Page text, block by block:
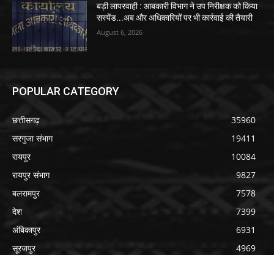
बड़ी लापरवाही : आबकारी विभाग ने उप निरीक्षक को किया
सस्पेंड...अब और अधिकारियों पर भी कार्रवाई की तैयारी
August 6, 2026
POPULAR CATEGORY
छत्तीसगढ़
35960
सरगुजा संभाग
19411
रायपुर
10084
रायपुर संभाग
9827
बलरामपुर
7578
देश
7399
अंबिकापुर
6931
सूरजपुर
4969